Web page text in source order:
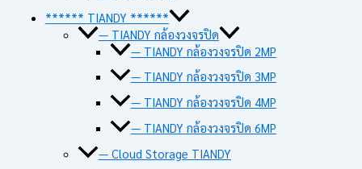
****** TIANDY ******
— TIANDY กล้องวงจรปิด
— TIANDY กล้องวงจรปิด 2MP
— TIANDY กล้องวงจรปิด 3MP
— TIANDY กล้องวงจรปิด 4MP
— TIANDY กล้องวงจรปิด 6MP
— Cloud Storage TIANDY